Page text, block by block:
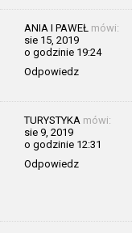
ANIA I PAWEŁ mówi:
sie 15, 2019
o godzinie 19:24
Odpowiedz
TURYSTYKA mówi:
sie 9, 2019
o godzinie 12:31
Odpowiedz